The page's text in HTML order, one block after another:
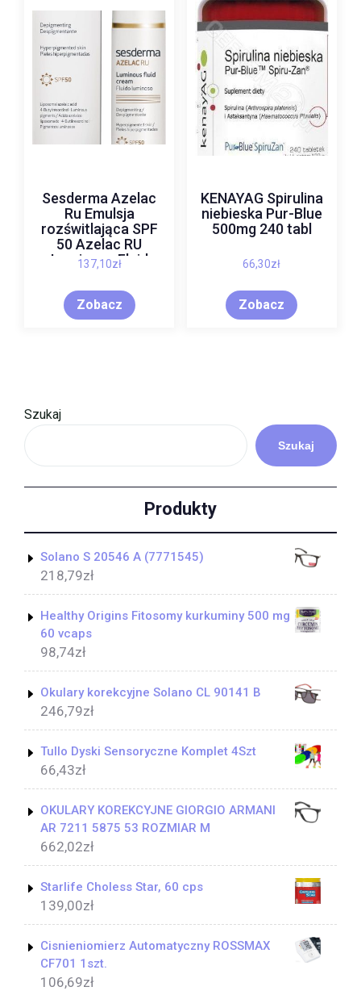
Sesderma Azelac
Ru Emulsja
rozświtlająca SPF
50 Azelac RU
Luminous Fluid
Cream 50ml
137,10zł
Zobacz
KENAYAG Spirulina
niebieska Pur-Blue
500mg 240 tabl
66,30zł
Zobacz
Szukaj
Szukaj
Produkty
Solano S 20546 A (7771545)
218,79zł
Healthy Origins Fitosomy kurkuminy 500 mg
60 vcaps
98,74zł
Okulary korekcyjne Solano CL 90141 B
246,79zł
Tullo Dyski Sensoryczne Komplet 4Szt
66,43zł
OKULARY KOREKCYJNE GIORGIO ARMANI
AR 7211 5875 53 ROZMIAR M
662,02zł
Starlife Choless Star, 60 cps
139,00zł
Cisnieniomierz Automatyczny ROSSMAX
CF701 1szt.
106,69zł